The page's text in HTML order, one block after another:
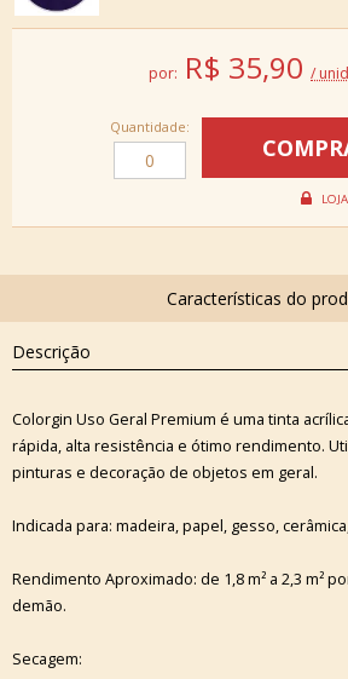
por: R$ 35,90 /
Quantidade:
Descrição
Colorgin Uso Geral Premium é uma tinta
rápida, alta resistência e ótimo rendimento.
pinturas e decoração de objetos em geral.
Indicada para: madeira, papel, gesso,
Rendimento Aproximado: de 1,8 m² a 2,3 m²
demão.
Secagem: